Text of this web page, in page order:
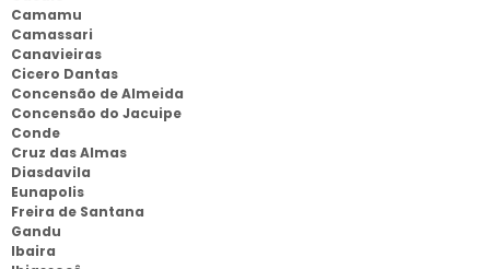
Camamu
Camassari
Canavieiras
Cicero Dantas
Concensão de Almeida
Concensão do Jacuipe
Conde
Cruz das Almas
Diasdavila
Eunapolis
Freira de Santana
Gandu
Ibaira